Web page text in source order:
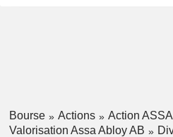
Bourse Actions
Action
Valorisation Assa Abloy AB